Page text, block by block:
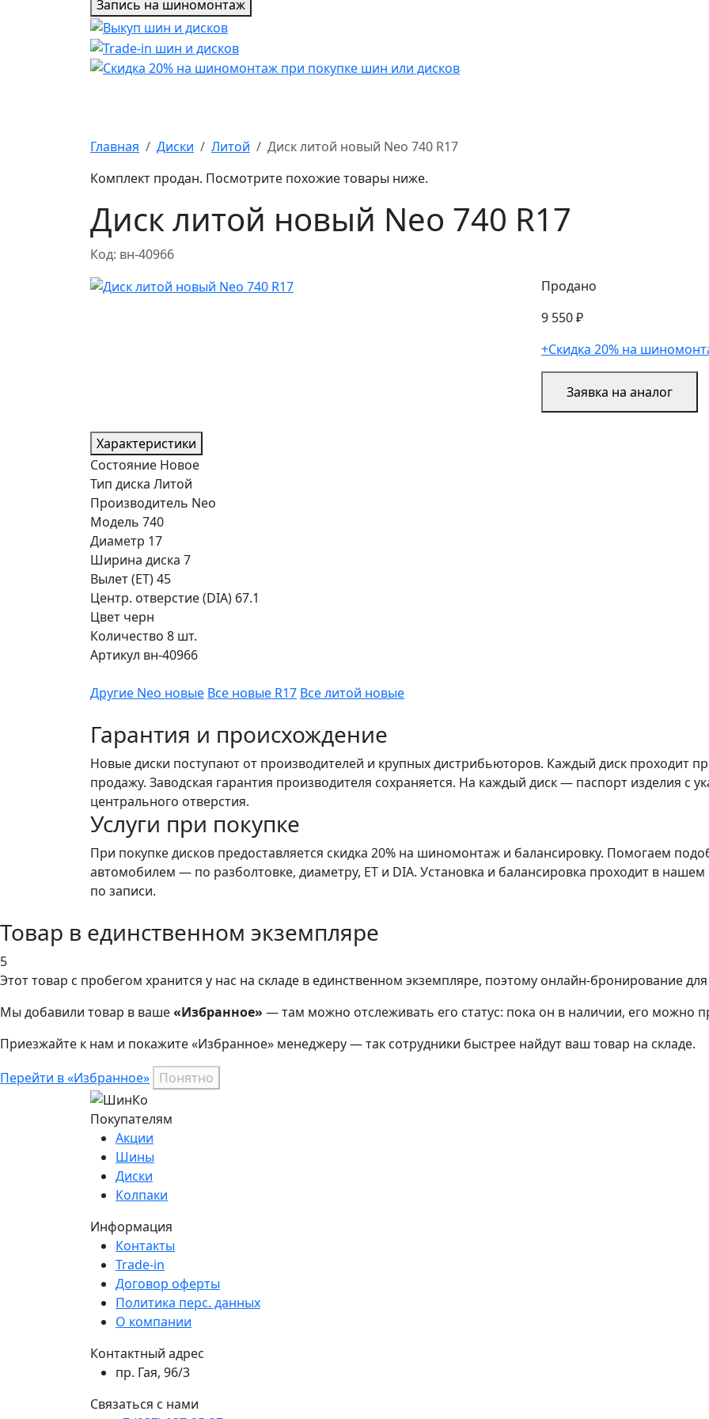
Запись на шиномонтаж
Главная Диски Литой
Диск литой новый Neo 740 R17
Комплект продан. Посмотрите похожие товары ниже.
Диск литой новый Neo 740 R17
Код: вн-40966
Продано
9 550 ₽
+Скидка 20% на
Заявка на аналог
Характеристики
Состояние Новое
Тип диска Литой
Производитель Neo
Модель 740
Диаметр 17
Ширина диска 7
Вылет (ET)45
Центр. отверстие (DIA) 67.1
Цвет черн
Количество 8 шт.
Артикул вн-40966
Другие Neo новые Все новые R17 Все литой новые
Гарантия и происхождение
Новые диски поступают от производителей и крупных дистрибьюторов. Каждый диск проходит
продажу. Заводская гарантия производителя сохраняется. На каждый диск — паспорт изделия с
центрального отверстия.
Услуги при покупке
При покупке дисков предоставляется скидка 20% на шиномонтаж и балансировку. Помогаем
автомобилем — по разболтовке, диаметру, ET и DIA. Установка и балансировка проходит в
по записи.
Товар в единственном экземпляре
5
Этот товар с пробегом хранится у нас на складе в единственном экземпляре, поэтому онлайн-бронирование
Мы добавили товар в ваше«Избранное» — там можно отслеживать его статус: пока он в наличии, его можно
Приезжайте к нам и покажите «Избранное» менеджеру — так сотрудники быстрее найдут ваш товар на складе.
Перейти в «Избранное» Понятно
Покупателям
Акции
Шины
Диски
Колпаки
Информация
Контакты
Trade-in
Договор оферты
Политика перс. данных
О компании
Контактный адрес
пр. Гая, 96/3
Связаться с нами